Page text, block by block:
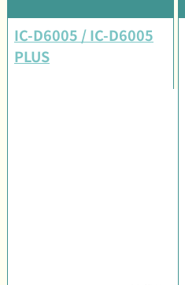
IC-D6005 / IC-D6005
PLUS